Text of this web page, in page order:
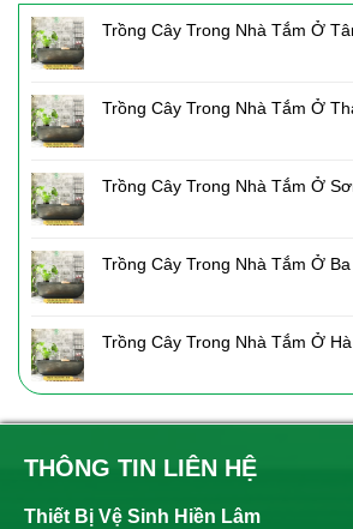
Trồng Cây Trong Nhà Tắm Ở
Trồng Cây Trong Nhà Tắm Ở
Trồng Cây Trong Nhà Tắm Ở
Trồng Cây Trong Nhà Tắm Ở
Trồng Cây Trong Nhà Tắm Ở
THÔNG TIN LIÊN HỆ
Thiết Bị Vệ Sinh Hiền Lâm